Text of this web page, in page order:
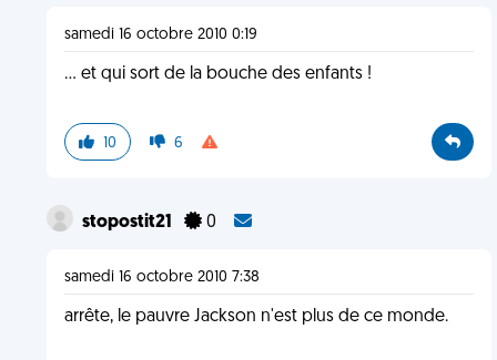
samedi 16 octobre 2010 0:19
... et qui sort de la bouche des enfants !
10 6
stopostit21 0
samedi 16 octobre 2010 7:38
arrête, le pauvre Jackson n'est plus de ce monde.